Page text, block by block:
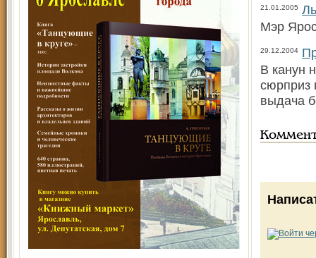
21.01.2005
Мэр
29.12.2004
В канун
сюрприз
выдача